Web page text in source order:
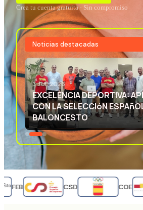
Crea tu cuenta gratuita · Sin compromiso
Noticias destacadas
3 JUL 2026
EXCELENCIA DEPORTIVA:
CON LA SELECCIóN
BALONCESTO
FEB CSD COE